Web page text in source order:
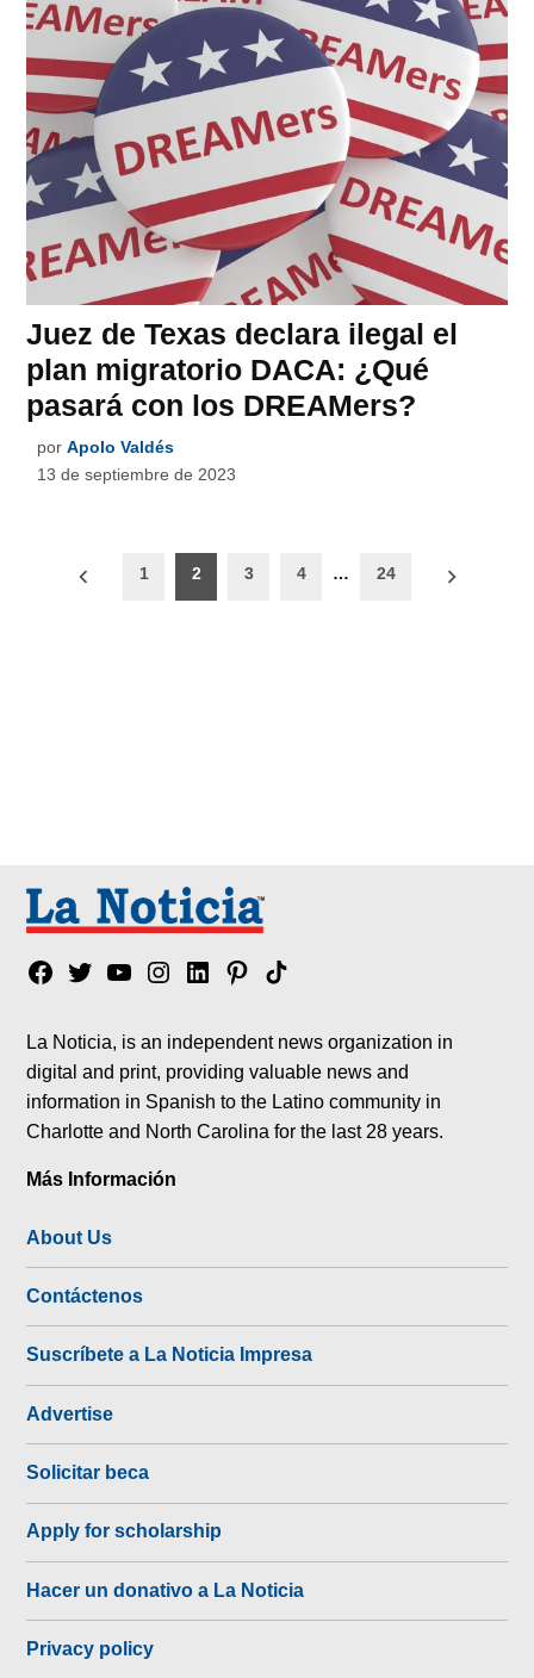
Juez de Texas declara ilegal el
plan migratorio DACA: ¿Qué
pasará con los DREAMers?
por Apolo Valdés
13 de septiembre de 2023
Paginación
1 2 3 4 … 24
Facebook
TwitterYouTubeInstagram
LinkedinPinterest
Tik
La Noticia, is an independent news organization in
digital and print, providing valuable news and
information in Spanish to the Latino community in
Charlotte and North Carolina for the last 28 years.
Más Información
About Us
Contáctenos
Suscríbete a La Noticia Impresa
Advertise
Solicitar beca
Apply for scholarship
Hacer un donativo a La Noticia
Privacy policy